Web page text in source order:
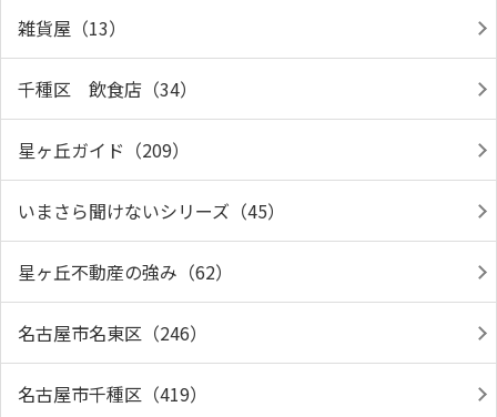
雑貨屋（13）
千種区 飲食店（34）
星ヶ丘ガイド（209）
いまさら聞けないシリーズ（45）
星ヶ丘不動産の強み（62）
名古屋市名東区（246）
名古屋市千種区（419）